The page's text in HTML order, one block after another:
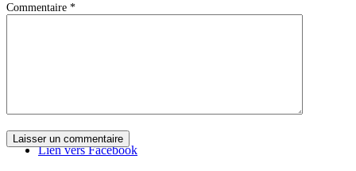
Lien vers Facebook
Commentaire *